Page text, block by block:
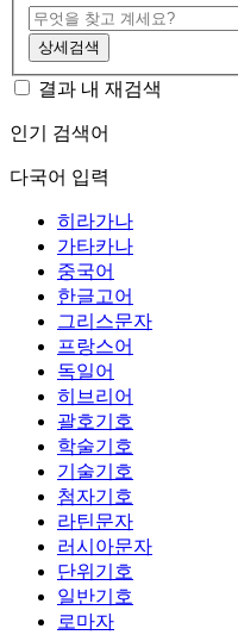
상세검색
결과 내 재검색
인기 검색어
다국어 입력
히라가나
가타카나
중국어
한글고어
그리스문자
프랑스어
독일어
히브리어
괄호기호
학술기호
기술기호
첨자기호
라틴문자
러시아문자
단위기호
일반기호
로마자